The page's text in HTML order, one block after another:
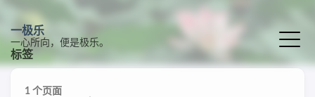
一极乐
一心所向，便是极乐。
标签
1 个页面